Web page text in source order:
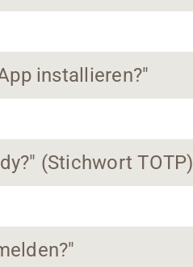
installieren?"
(Stichwort TOTP)